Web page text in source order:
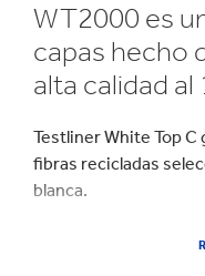
WT2000 es
capas hecho
alta calidad al
Testliner White Top
fibras recicladas
blanca.